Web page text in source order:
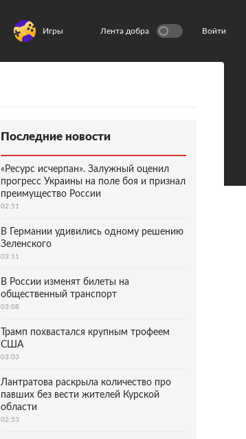
Игры Лента добра Войти
Последние новости
«Ресурс исчерпан». Залужный оценил
прогресс Украины на поле боя и признал
преимущество России
02:51
В Германии удивились одному решению
Зеленского
03:11
В России изменят билеты на
общественный транспорт
03:08
Трамп похвастался крупным трофеем
США
03:03
Лантратова раскрыла количество про
павших без вести жителей Курской
области
02:53